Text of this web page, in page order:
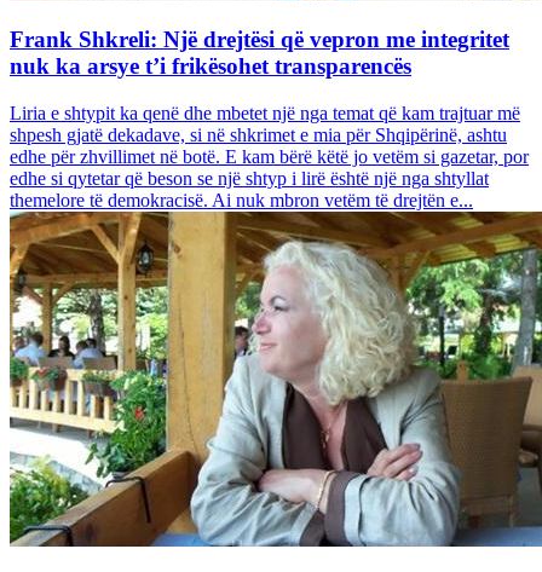
Frank Shkreli: Një drejtësi që vepron me integritet
nuk ka arsye t’i frikësohet transparencës
Liria e shtypit ka qenë dhe mbetet një nga temat që kam trajtuar më
shpesh gjatë dekadave, si në shkrimet e mia për Shqipërinë, ashtu
edhe për zhvillimet në botë. E kam bërë këtë jo vetëm si gazetar, por
edhe si qytetar që beson se një shtyp i lirë është një nga shtyllat
themelore të demokracisë. Ai nuk mbron vetëm të drejtën e...